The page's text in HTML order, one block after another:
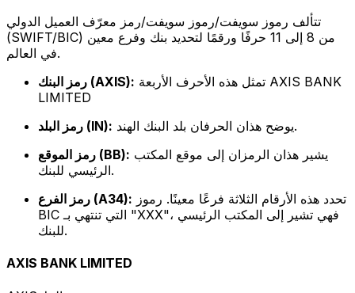
تتألف رموز سويفت/رموز سويفت/رمز معرّف العميل الدولي
(SWIFT/BIC) من 8 إلى 11 حرفًا ورقمًا لتحديد بنك وفرع معين
في العالم.
رمز البنك (AXIS):
LIMITED
رمز البلد (IN):
يوضح هذان الحرفان بلد البنك الهند.
رمز الموقع (BB):
الرئيسي للبنك.
رمز الفرع (A34):
BIC التي تنتهي بـ "XXX"، فهي تشير إلى المكتب الرئيسي
للبنك.
AXIS BANK LIMITED